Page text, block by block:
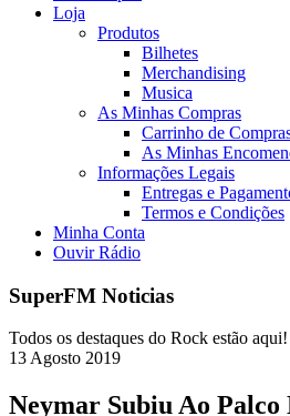
Loja
Produtos
Bilhetes
Merchandising
Musica
As Minhas Compras
Carrinho de
As Minhas
Informações Legais
Entregas e
Termos e Condições
Minha Conta
Ouvir Rádio
SuperFM Noticias
Todos os destaques do Rock estão aqui!
13Agosto 2019
Neymar Subiu Ao Palco